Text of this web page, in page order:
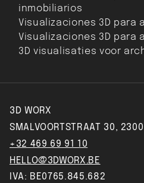
inmobiliarios
Visualizaciones 3D para
Visualizaciones 3D para
3D visualisaties voor
3D WORX
SMALVOORTSTRAAT 30,
+32 469 69 91 10
HELLO@3DWORX.BE
IVA: BE0765.845.682